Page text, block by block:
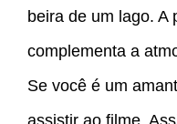
beira de um lago. A
complementa a
Se você é um
assistir ao filme.